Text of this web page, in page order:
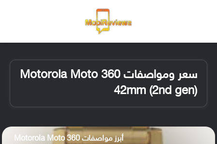
سعر ومواصفات Motorola Moto 360
42mm (2nd gen)
أبرز مواصفات Motorola Moto 360